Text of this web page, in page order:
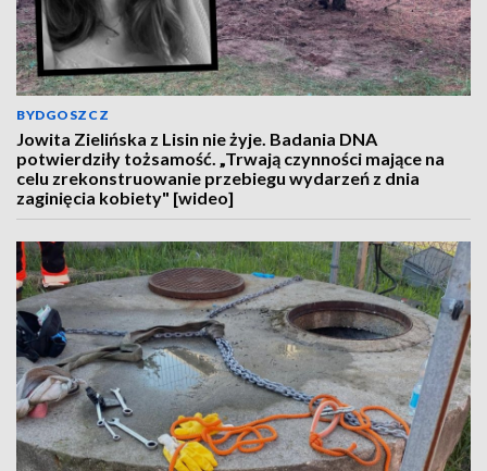
BYDGOSZCZ
Jowita Zielińska z Lisin nie żyje. Badania DNA
potwierdziły tożsamość. „Trwają czynności mające na
celu zrekonstruowanie przebiegu wydarzeń z dnia
zaginięcia kobiety" [wideo]